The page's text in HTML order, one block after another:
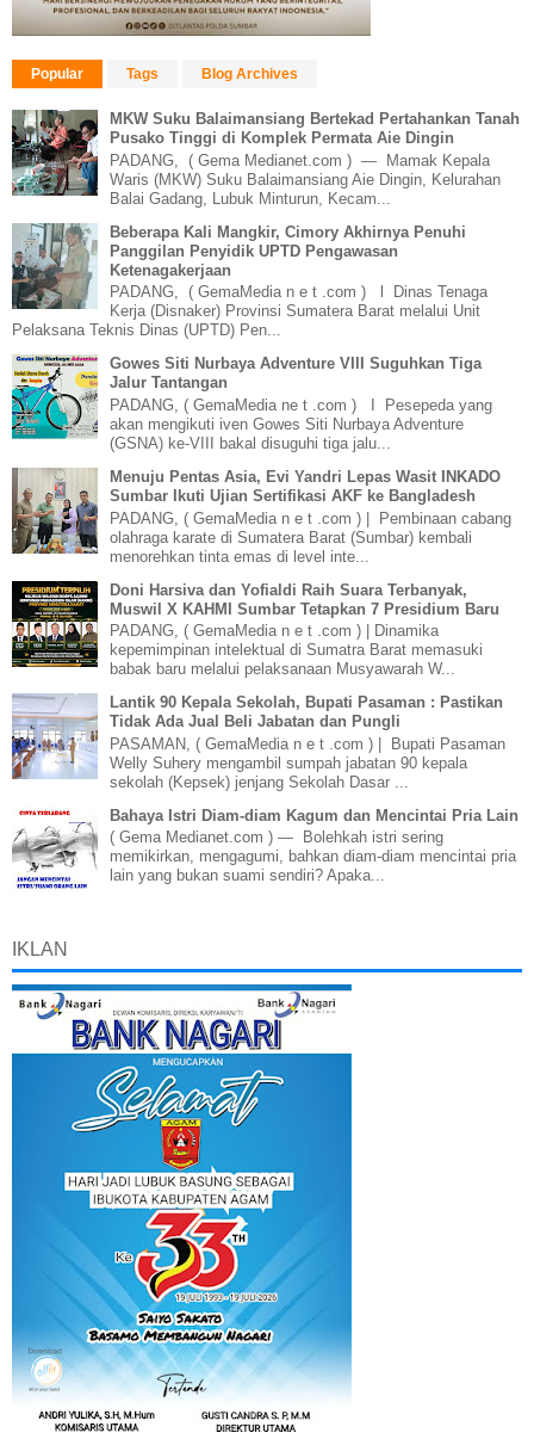
Popular Tags Blog Archives
MKW Suku Balaimansiang Bertekad Pertahankan Tanah
Pusako Tinggi di Komplek Permata Aie Dingin
PADANG, ( Gema Medianet.com ) — Mamak Kepala
Waris (MKW) Suku Balaimansiang Aie Dingin, Kelurahan
Balai Gadang, Lubuk Minturun, Kecam...
Beberapa Kali Mangkir, Cimory Akhirnya Penuhi
Panggilan Penyidik UPTD Pengawasan
Ketenagakerjaan
PADANG, ( GemaMedia n e t .com ) l Dinas Tenaga
Kerja (Disnaker) Provinsi Sumatera Barat melalui Unit
Pelaksana Teknis Dinas (UPTD) Pen...
Gowes Siti Nurbaya Adventure VIII Suguhkan Tiga
Jalur Tantangan
PADANG, ( GemaMedia ne t .com ) I Pesepeda yang
akan mengikuti iven Gowes Siti Nurbaya Adventure
(GSNA) ke-VIII bakal disuguhi tiga jalu...
Menuju Pentas Asia, Evi Yandri Lepas Wasit INKADO
Sumbar Ikuti Ujian Sertifikasi AKF ke Bangladesh
PADANG, ( GemaMedia n e t .com ) | Pembinaan cabang
olahraga karate di Sumatera Barat (Sumbar) kembali
menorehkan tinta emas di level inte...
Doni Harsiva dan Yofialdi Raih Suara Terbanyak,
Muswil X KAHMI Sumbar Tetapkan 7 Presidium Baru
PADANG, ( GemaMedia n e t .com ) | Dinamika
kepemimpinan intelektual di Sumatra Barat memasuki
babak baru melalui pelaksanaan Musyawarah W...
Lantik 90 Kepala Sekolah, Bupati Pasaman : Pastikan
Tidak Ada Jual Beli Jabatan dan Pungli
PASAMAN, ( GemaMedia n e t .com ) | Bupati Pasaman
Welly Suhery mengambil sumpah jabatan 90 kepala
sekolah (Kepsek) jenjang Sekolah Dasar ...
Bahaya Istri Diam-diam Kagum dan Mencintai Pria Lain
( Gema Medianet.com ) — Bolehkah istri sering
memikirkan, mengagumi, bahkan diam-diam mencintai pria
lain yang bukan suami sendiri? Apaka...
IKLAN